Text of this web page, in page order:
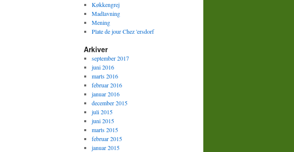
Køkkengrej
Madlavning
Mening
Plate de jour Chez 'ersdorf
Arkiver
september 2017
juni 2016
marts 2016
februar 2016
januar 2016
december 2015
juli 2015
juni 2015
marts 2015
februar 2015
januar 2015